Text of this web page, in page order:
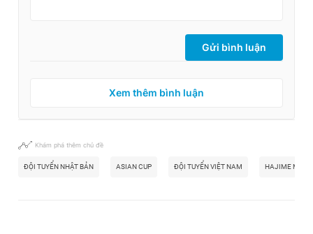
Gửi bình luận
Xem thêm bình luận
Khám phá thêm chủ đề
ĐỘI TUYỂN NHẬT BẢN ASIAN CUP ĐỘI TUYỂN VIỆT NAM HAJIME